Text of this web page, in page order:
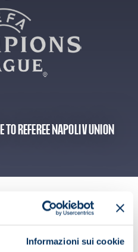
Informazioni sui cookie
REFEREE NAPOLI V UNION
will take charge of